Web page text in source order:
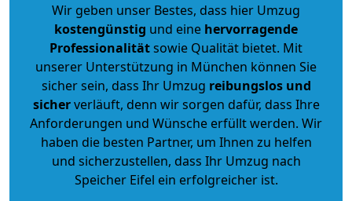
Wir geben unser Bestes, dass hier Umzug
kostengünstig und eine hervorragende
Professionalitätsowie Qualität bietet. Mit
unserer Unterstützung in München können Sie
sicher sein, dass Ihr Umzug reibungslos und
sicherverläuft, denn wir sorgen dafür, dass Ihre
Anforderungen und Wünsche erfüllt werden. Wir
haben die besten Partner, um Ihnen zu helfen
und sicherzustellen, dass Ihr Umzug nach
Speicher Eifel ein erfolgreicher ist.